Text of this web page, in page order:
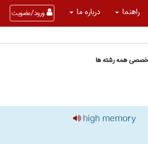
راهنما درباره ما ورود/عضویت
همه رشته ها
high memory